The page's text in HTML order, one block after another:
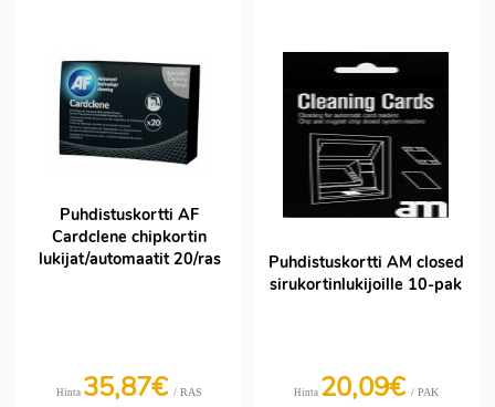
Puhdistuskortti AF
Cardclene chipkortin
lukijat/automaatit 20/ras
Hinta 35,87€ / RAS
Puhdistuskortti AM closed
sirukortinlukijoille 10-pak
Hinta 20,09€ / PAK